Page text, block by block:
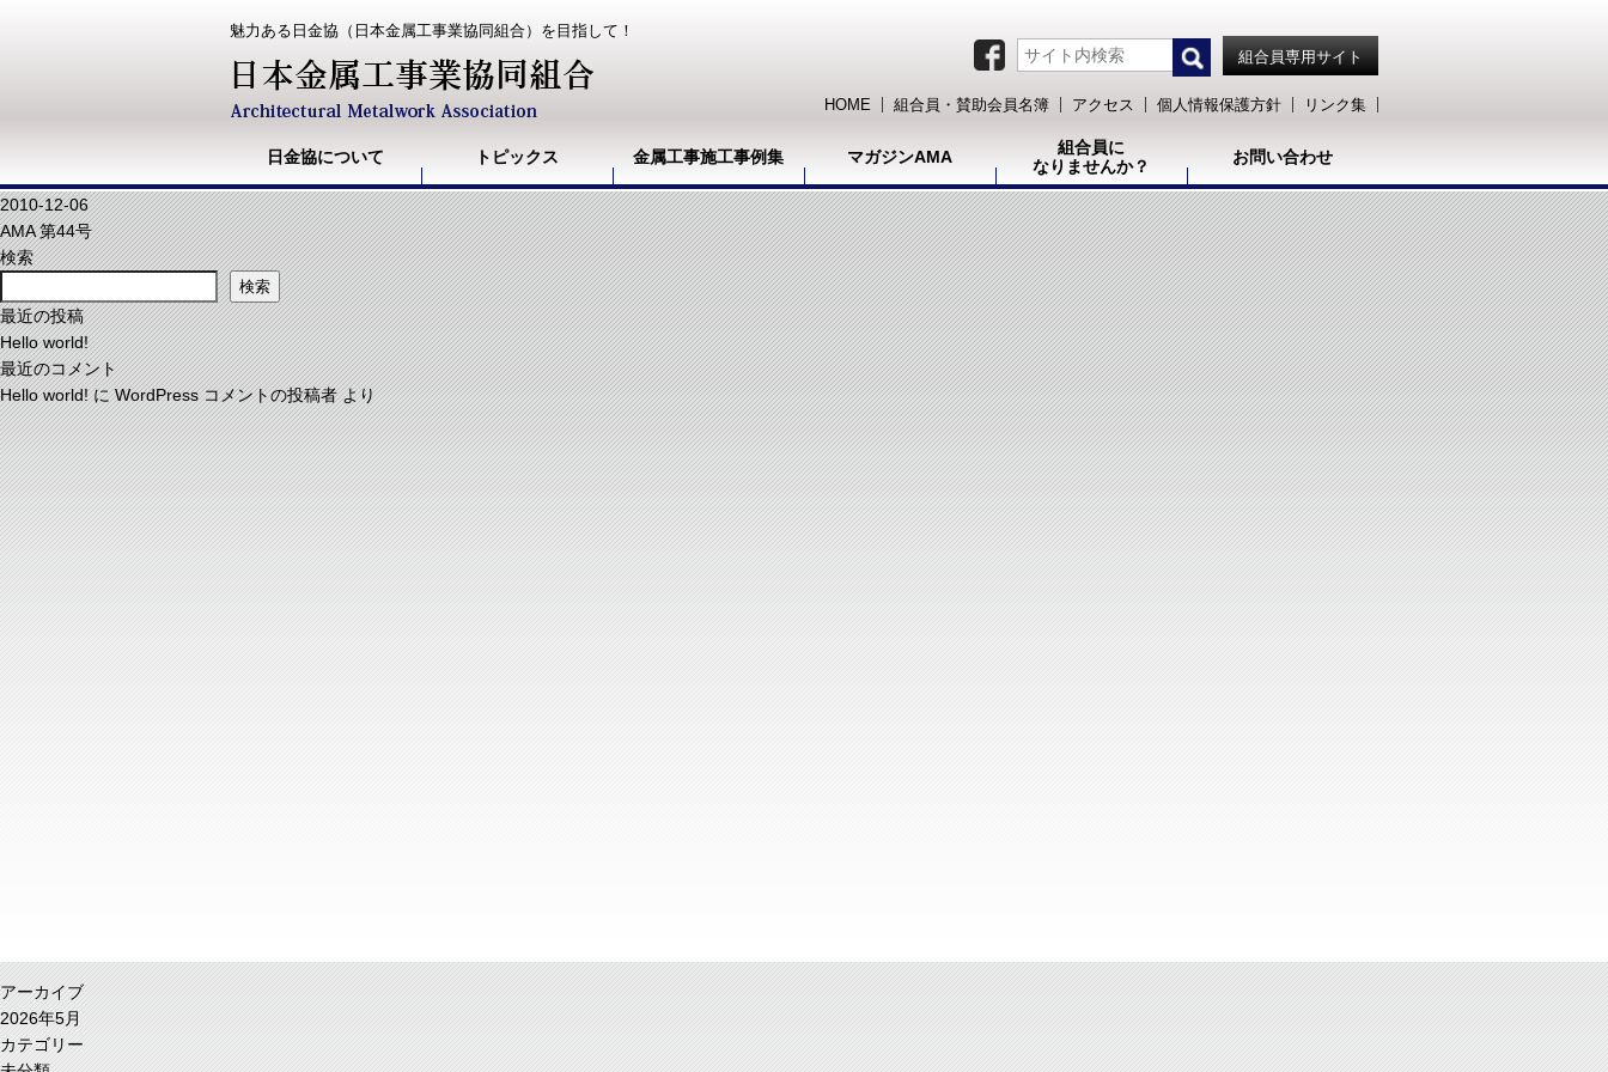
魅力ある日金協（日本金属工事業協同組合）を目指して！
組合員専用サイト
HOME 組合員・賛助会員名簿 アクセス 個人情報保護方針 リンク集
日金協について トピックス 金属工事施工事例集 マガジンAMA
組合員に
なりませんか？
お問い合わせ
2010-12-06
AMA 第44号
検索
検索
最近の投稿
Hello world!
最近のコメント
Hello world!にWordPress コメントの投稿者より
アーカイブ
2026年5月
カテゴリー